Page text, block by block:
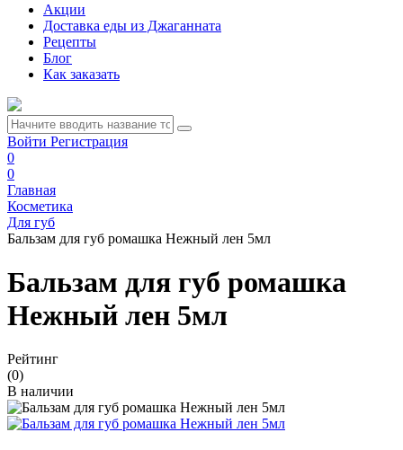
Акции
Доставка еды из Джаганната
Рецепты
Блог
Как заказать
Войти Регистрация
0
0
Главная
Косметика
Для губ
Бальзам для губ ромашка Нежный лен 5мл
Бальзам для губ ромашка
Нежный лен 5мл
Рейтинг
(0)
В наличии